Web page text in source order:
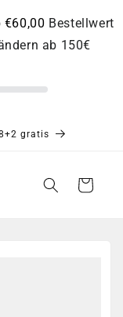
€60,00 Bestellwert
ab 150€
gratis
Warenkorb